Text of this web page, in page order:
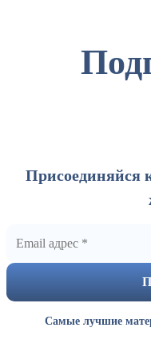
Присоединяйся
Самые лучшие